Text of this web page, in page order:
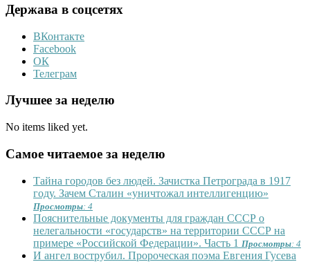
Держава в соцсетях
ВКонтакте
Facebook
ОК
Телеграм
Лучшее за неделю
No items liked yet.
Самое читаемое за неделю
Тайна городов без людей. Зачистка Петрограда в 1917
году. Зачем Сталин «уничтожал интеллигенцию»
Просмотры: 4
Пояснительные документы для граждан СССР о
нелегальности «государств» на территории СССР на
примере «Российской Федерации». Часть 1 Просмотры: 4
И ангел вострубил. Пророческая поэма Евгения Гусева